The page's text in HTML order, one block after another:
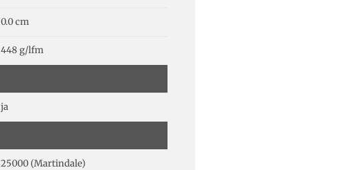
0.0 cm
448 g/lfm
ja
25000 (Martindale)